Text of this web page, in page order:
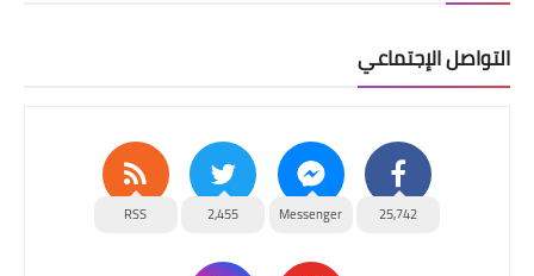
التواصل الإجتماعي
25,742
Messenger
2,455
RSS